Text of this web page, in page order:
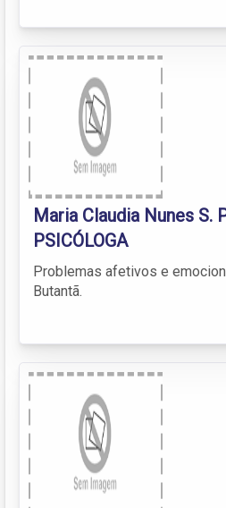
Maria Claudia Nunes S.
PSICÓLOGA
Problemas afetivos e
Butantã.